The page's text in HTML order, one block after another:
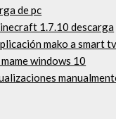
de pc
1.7.10 descarga
mako a smart tv
windows 10